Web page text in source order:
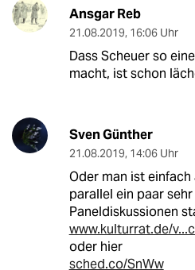
Ansgar Reb
21.08.2019, 16:06 Uhr
Dass Scheuer so
macht, ist schon
Sven Günther
21.08.2019, 14:06 Uhr
Oder man ist
parallel ein paar
Paneldiskussionen
www.kulturrat.de/
oder hier
sched.co/SnWw